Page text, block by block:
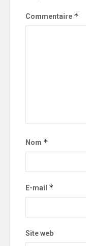
Commentaire *
Nom *
E-mail *
Site web